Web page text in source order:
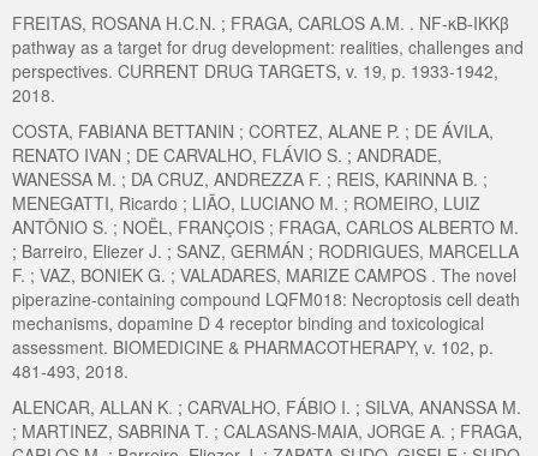
FREITAS, ROSANA H.C.N. ; FRAGA, CARLOS A.M. . NF-κB-IKKβ
pathway as a target for drug development: realities, challenges and
perspectives. CURRENT DRUG TARGETS, v. 19, p. 1933-1942,
2018.
COSTA, FABIANA BETTANIN ; CORTEZ, ALANE P. ; DE ÁVILA,
RENATO IVAN ; DE CARVALHO, FLÁVIO S. ; ANDRADE,
WANESSA M. ; DA CRUZ, ANDREZZA F. ; REIS, KARINNA B. ;
MENEGATTI, Ricardo ; LIÃO, LUCIANO M. ; ROMEIRO, LUIZ
ANTÔNIO S. ; NOËL, FRANÇOIS ; FRAGA, CARLOS ALBERTO M.
; Barreiro, Eliezer J. ; SANZ, GERMÁN ; RODRIGUES, MARCELLA
F. ; VAZ, BONIEK G. ; VALADARES, MARIZE CAMPOS . The novel
piperazine-containing compound LQFM018: Necroptosis cell death
mechanisms, dopamine D 4 receptor binding and toxicological
assessment. BIOMEDICINE & PHARMACOTHERAPY, v. 102, p.
481-493, 2018.
ALENCAR, ALLAN K. ; CARVALHO, FÁBIO I. ; SILVA, ANANSSA M.
; MARTINEZ, SABRINA T. ; CALASANS-MAIA, JORGE A. ; FRAGA,